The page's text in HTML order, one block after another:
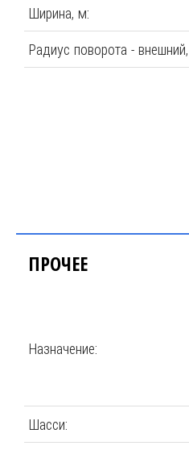
Ширина, м:
Радиус поворота -
ПРОЧЕЕ
Назначение:
Шасси: